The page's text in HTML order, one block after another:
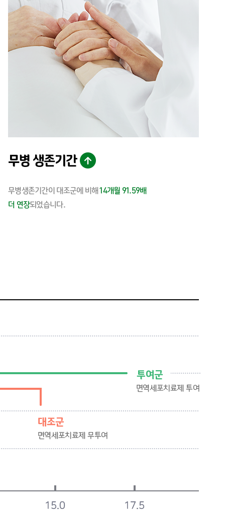
무병 생존기간
무병생존기간이 대조군에 비해14개월 91.59배
더 연장되었습니다.